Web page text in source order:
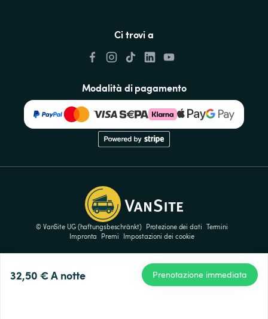
32,50 €A notte Prenotazione immediata
Ci trovi a
Modalità di pagamento
© VanSite UG (haftungsbeschränkt) Protezione dei dati Termini
Impronta
Premi Impostazioni dei cookie